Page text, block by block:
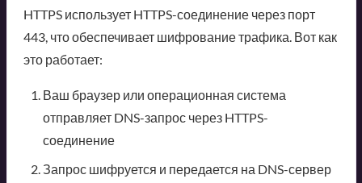
HTTPS использует HTTPS-соединение через порт
443, что обеспечивает шифрование трафика. Вот как
это работает:
Ваш браузер или операционная система
отправляет DNS-запрос через HTTPS-
соединение
Запрос шифруется и передается на DNS-сервер